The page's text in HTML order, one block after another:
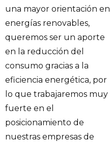
una mayor orientación en
energías renovables,
queremos ser un aporte
en la reducción del
consumo gracias a la
eficiencia energética, por
lo que trabajaremos muy
fuerte en el
posicionamiento de
nuestras empresas de